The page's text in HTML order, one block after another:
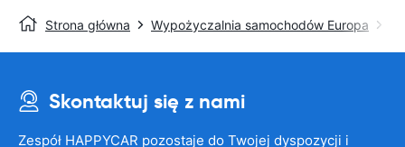
Strona główna Wypożyczalnia samochodów Europa
Skontaktuj się z nami
Zespół HAPPYCAR pozostaje do Twojej dyspozycji i